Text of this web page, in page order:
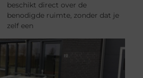
beschikt direct over de
benodigde ruimte, zonder dat je
zelf een